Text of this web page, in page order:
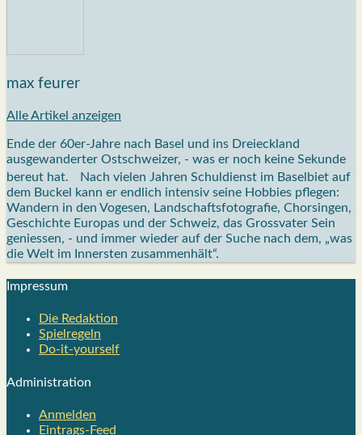
max feurer
Alle Artikel anzeigen
Ende der 60er-Jahre nach Basel und ins Dreieckland
ausgewanderter Ostschweizer, - was er noch keine Sekunde
bereut hat. Nach vielen Jahren Schuldienst im Baselbiet auf
dem Buckel kann er endlich intensiv seine Hobbies pflegen:
Wandern in den Vogesen, Landschaftsfotografie, Chorsingen,
Geschichte Europas und der Schweiz, das Grossvater Sein
geniessen, - und immer wieder auf der Suche nach dem, „was
die Welt im Innersten zusammenhält“.
Impres­sum
Die Redak­ti­on
Spiel­re­geln
Do-it-your­s­elf
Admi­nis­tra­ti­on
Anmelden
Eintrags-Feed